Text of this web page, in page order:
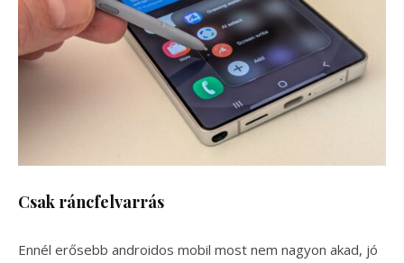
Csak ráncfelvarrás
Ennél erősebb androidos mobil most nem nagyon akad, jó